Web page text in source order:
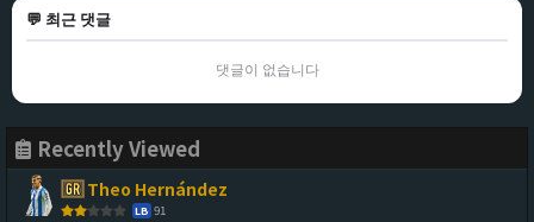
💬 최근 댓글
댓글이 없습니다
Recently Viewed
Theo Hernández
LB 91